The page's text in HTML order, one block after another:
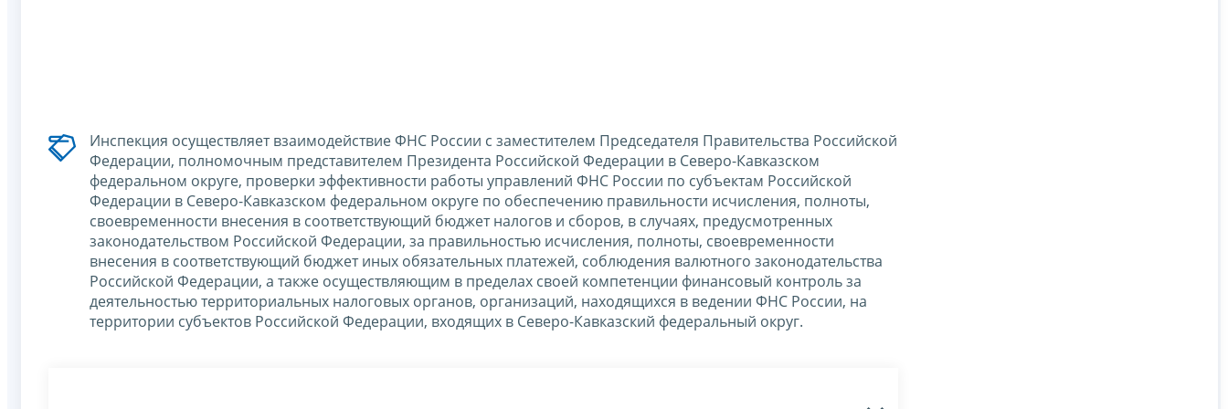
Инспекция осуществляет взаимодействие ФНС России с заместителем Председателя Правительства Российской
Федерации, полномочным представителем Президента Российской Федерации в Северо-Кавказском
федеральном округе, проверки эффективности работы управлений ФНС России по субъектам Российской
Федерации в Северо-Кавказском федеральном округе по обеспечению правильности исчисления, полноты,
своевременности внесения в соответствующий бюджет налогов и сборов, в случаях, предусмотренных
законодательством Российской Федерации, за правильностью исчисления, полноты, своевременности
внесения в соответствующий бюджет иных обязательных платежей, соблюдения валютного законодательства
Российской Федерации, а также осуществляющим в пределах своей компетенции финансовый контроль за
деятельностью территориальных налоговых органов, организаций, находящихся в ведении ФНС России, на
территории субъектов Российской Федерации, входящих в Северо-Кавказский федеральный округ.